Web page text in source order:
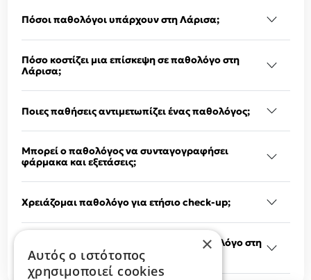
Πόσοι παθολόγοι υπάρχουν στη Λάρισα;
Πόσο κοστίζει μια επίσκεψη σε παθολόγο στη
Λάρισα;
Ποιες παθήσεις αντιμετωπίζει ένας παθολόγος;
Μπορεί ο παθολόγος να συνταγογραφήσει
φάρμακα και εξετάσεις;
Χρειάζομαι παθολόγο για ετήσιο check-up;
Πώς μπορώ να κλείσω ραντεβού με παθολόγο στη
Λάρισα;
×
Αυτός ο ιστότοπος
χρησιμοποιεί cookies